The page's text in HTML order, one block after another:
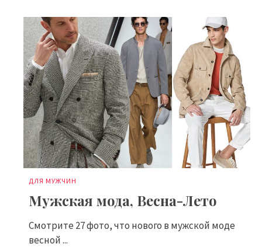
ДЛЯ МУЖЧИН
Мужская мода, Весна-Лето
Смотрите 27 фото, что нового в мужской моде
весной ...